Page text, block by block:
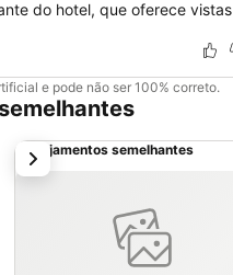
do hotel, que oferece vistas
e pode não ser 100% correto.
Alojamentos semelhantes
próximo